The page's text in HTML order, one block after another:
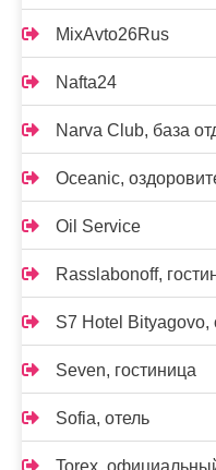
MixAvto26Rus
Nafta24
Narva Club, база
Oceanic,
Oil Service
Rasslabonoff,
S7 Hotel Bityagovo,
Seven, гостиница
Sofia, отель
Torex,